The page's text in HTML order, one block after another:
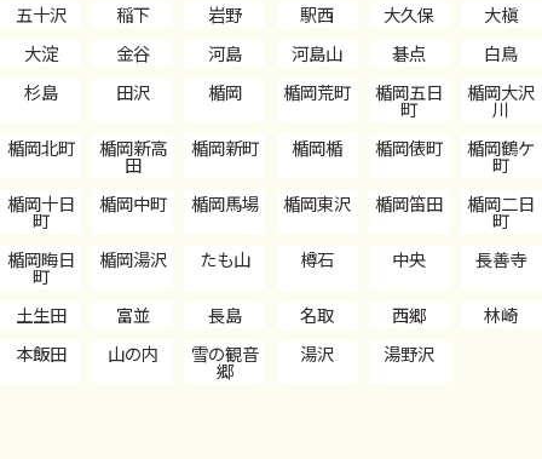
五十沢 稲下 岩野 駅西 大久保
大槇
大淀
金谷 河島 河島山 碁点
白鳥
杉島
田沢 楯岡 楯岡荒町 楯岡五日
町
楯岡大沢
川
楯岡北町
楯岡新高
田
楯岡新町 楯岡楯 楯岡俵町 楯岡鶴ケ
町
楯岡十日
町
楯岡中町 楯岡馬場 楯岡東沢 楯岡笛田 楯岡二日
町
楯岡晦日
町
楯岡湯沢 たも山 樽石 中央 長善寺
土生田 富並 長島 名取 西郷
林崎
本飯田
山の内 雪の観音
郷
湯沢 湯野沢